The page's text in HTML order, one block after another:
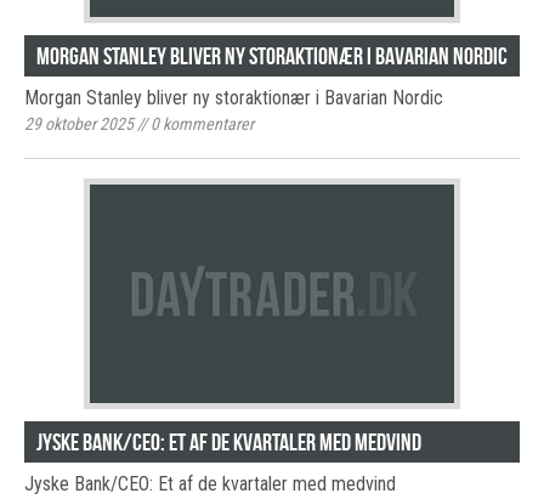
Morgan Stanley bliver ny storaktionær i Bavarian Nordic
Morgan Stanley bliver ny storaktionær i Bavarian Nordic
29 oktober 2025//0kommentarer
Jyske Bank/CEO: Et af de kvartaler med medvind
Jyske Bank/CEO: Et af de kvartaler med medvind